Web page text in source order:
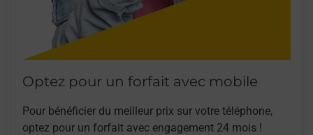
Optez pour un forfait avec mobile
Pour bénéficier du meilleur prix sur votre téléphone,
optez pour un forfait avec engagement 24 mois !